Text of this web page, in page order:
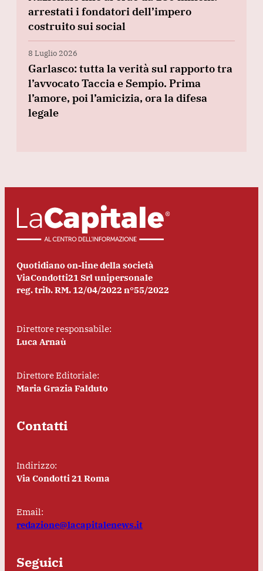
arrestati i fondatori dell’impero
costruito sui social
8 Luglio 2026
Garlasco: tutta la verità sul rapporto tra
l’avvocato Taccia e Sempio. Prima
l’amore, poi l’amicizia, ora la difesa
legale
Quotidiano on-line della società
ViaCondotti21 Srl unipersonale
reg. trib. RM. 12/04/2022 n°55/2022
Direttore responsabile:
Luca Arnaù
Direttore Editoriale:
Maria Grazia Falduto
Contatti
Indirizzo:
Via Condotti 21 Roma
Email:
redazione@lacapitalenews.it
Seguici